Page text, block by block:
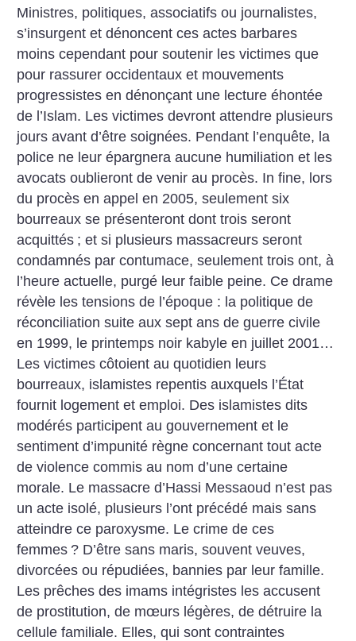
Ministres, politiques, associatifs ou journalistes,
s’insurgent et dénoncent ces actes barbares
moins cependant pour soutenir les victimes que
pour rassurer occidentaux et mouvements
progressistes en dénonçant une lecture éhontée
de l’Islam. Les victimes devront attendre plusieurs
jours avant d’être soignées. Pendant l’enquête, la
police ne leur épargnera aucune humiliation et les
avocats oublieront de venir au procès. In fine, lors
du procès en appel en 2005, seulement six
bourreaux se présenteront dont trois seront
acquittés ; et si plusieurs massacreurs seront
condamnés par contumace, seulement trois ont, à
l’heure actuelle, purgé leur faible peine. Ce drame
révèle les tensions de l’époque : la politique de
réconciliation suite aux sept ans de guerre civile
en 1999, le printemps noir kabyle en juillet 2001…
Les victimes côtoient au quotidien leurs
bourreaux, islamistes repentis auxquels l’État
fournit logement et emploi. Des islamistes dits
modérés participent au gouvernement et le
sentiment d’impunité règne concernant tout acte
de violence commis au nom d’une certaine
morale. Le massacre d’Hassi Messaoud n’est pas
un acte isolé, plusieurs l’ont précédé mais sans
atteindre ce paroxysme. Le crime de ces
femmes ? D’être sans maris, souvent veuves,
divorcées ou répudiées, bannies par leur famille.
Les prêches des imams intégristes les accusent
de prostitution, de mœurs légères, de détruire la
cellule familiale. Elles, qui sont contraintes